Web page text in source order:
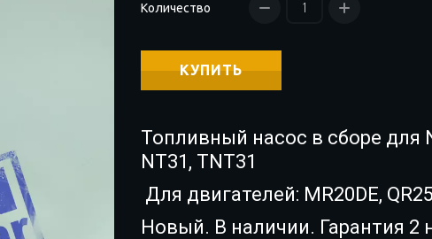
Количество
КУПИТЬ
Топливный насос в сборе для
NT31, TNT31
Для двигателей: MR20DE,
Новый. В наличии. Гарантия 2